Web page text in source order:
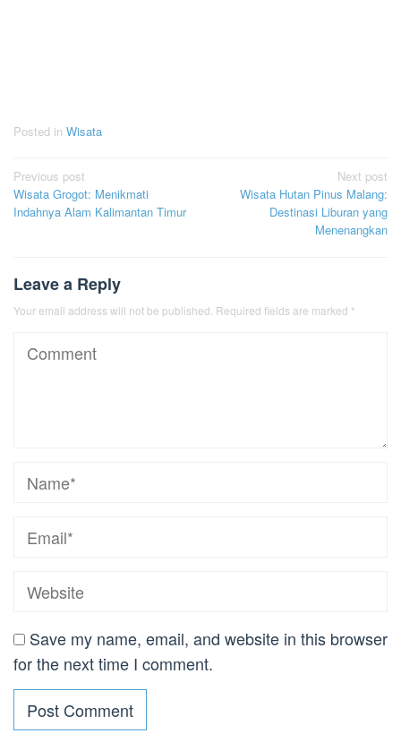
Posted in Wisata
Post
navigation
Previous post
Wisata Grogot: Menikmati
Indahnya Alam Kalimantan Timur
Next post
Wisata Hutan Pinus Malang:
Destinasi Liburan yang
Menenangkan
Leave a Reply
Your email address will not be published. Required fields are marked *
Save my name, email, and website in this browser
for the next time I comment.